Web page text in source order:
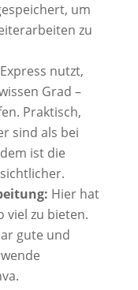
um
zu
nutzt,
Grad –
Praktisch,
sind als bei
ist die
Hier hat
viel zu bieten.
gute und